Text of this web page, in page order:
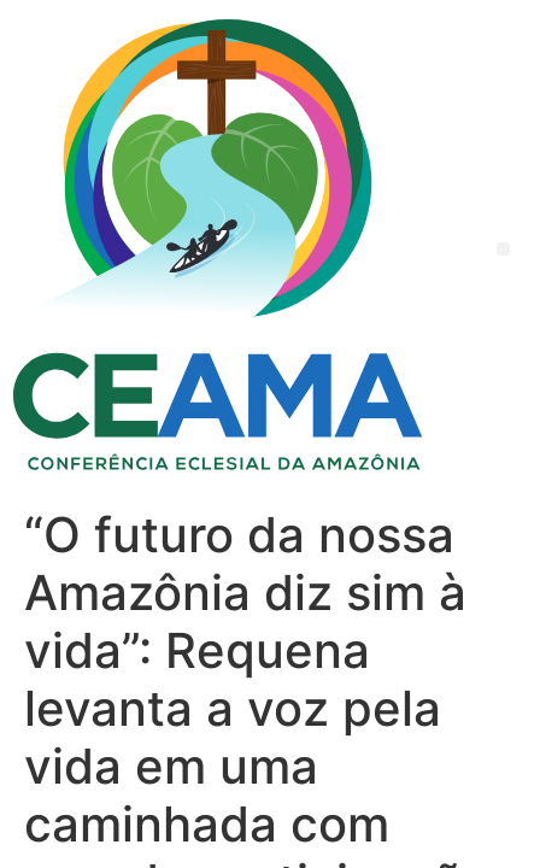
“O futuro da nossa
Amazônia diz sim à
vida”: Requena
levanta a voz pela
vida em uma
caminhada com